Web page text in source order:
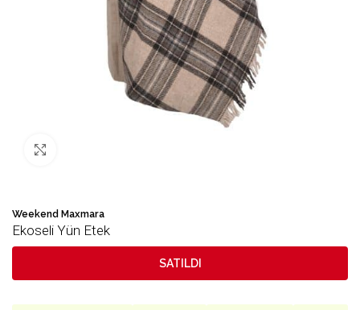
Weekend Maxmara
Ekoseli Yün Etek
SATILDI